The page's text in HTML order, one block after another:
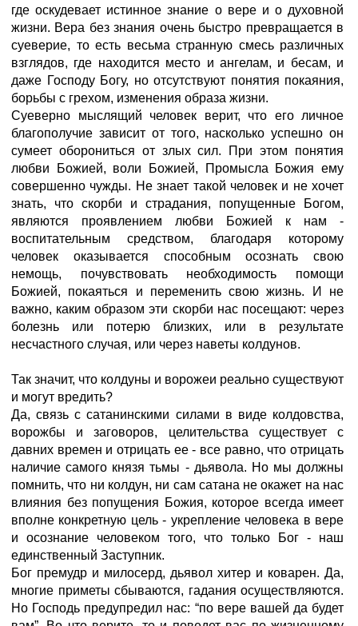
где оскудевает истинное знание о вере и о духовной
жизни. Вера без знания очень быстро превращается в
суеверие, то есть весьма странную смесь различных
взглядов, где находится место и ангелам, и бесам, и
даже Господу Богу, но отсутствуют понятия покаяния,
борьбы с грехом, изменения образа жизни.
Суеверно мыслящий человек верит, что его личное
благополучие зависит от того, насколько успешно он
сумеет оборониться от злых сил. При этом понятия
любви Божией, воли Божией, Промысла Божия ему
совершенно чужды. Не знает такой человек и не хочет
знать, что скорби и страдания, попущенные Богом,
являются проявлением любви Божией к нам -
воспитательным средством, благодаря которому
человек оказывается способным осознать свою
немощь, почувствовать необходимость помощи
Божией, покаяться и переменить свою жизнь. И не
важно, каким образом эти скорби нас посещают: через
болезнь или потерю близких, или в результате
несчастного случая, или через наветы колдунов.
Так значит, что колдуны и ворожеи реально существуют
и могут вредить?
Да, связь с сатанинскими силами в виде колдовства,
ворожбы и заговоров, целительства существует с
давних времен и отрицать ее - все равно, что отрицать
наличие самого князя тьмы - дьявола. Но мы должны
помнить, что ни колдун, ни сам сатана не окажет на нас
влияния без попущения Божия, которое всегда имеет
вполне конкретную цель - укрепление человека в вере
и осознание человеком того, что только Бог - наш
единственный Заступник.
Бог премудр и милосерд, дьявол хитер и коварен. Да,
многие приметы сбываются, гадания осуществляются.
Но Господь предупредил нас: “по вере вашей да будет